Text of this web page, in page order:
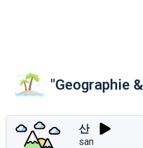
"Geographie
산
san